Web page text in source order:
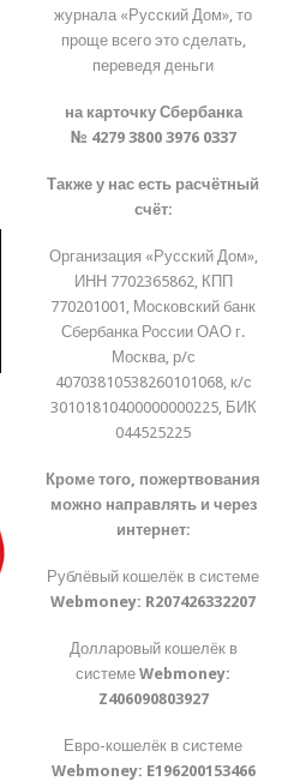
журнала «Русский Дом», то
проще всего это сделать,
переведя деньги
на карточку Сбербанка
№ 4279 3800 3976 0337
Также у нас есть расчётный
счёт:
Организация «Русский Дом»,
ИНН 7702365862, КПП
770201001, Московский банк
Сбербанка России ОАО г.
Москва, р/с
40703810538260101068, к/с
30101810400000000225, БИК
044525225
Кроме того, пожертвования
можно направлять и через
интернет:
Рублёвый кошелёк в системе
Webmoney: R207426332207
Долларовый кошелёк в
системеWebmoney:
Z406090803927
Евро-кошелёк в системе
Webmoney: E196200153466